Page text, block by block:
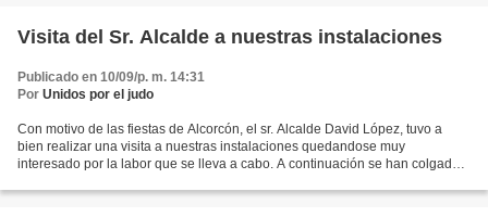
Visita del Sr. Alcalde a nuestras instalaciones
Publicado en 10/09/p. m. 14:31
Por Unidos por el judo
Con motivo de las fiestas de Alcorcón, el sr. Alcalde David López, tuvo a
bien realizar una visita a nuestras instalaciones quedandose muy
interesado por la labor que se lleva a cabo. A continuación se han colgado